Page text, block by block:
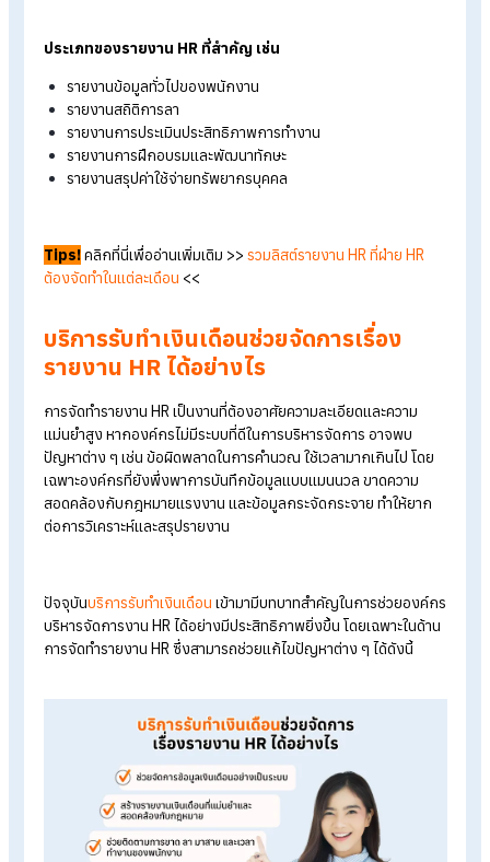
รายงาน HR คืออะไร
รายงาน HR(Human Resources Report)
จัดทำขึ้นเพื่อรวบรวม วิเคราะห์ และนำเสนอข้อมูลเกี่ยวกับทรัพยา
บุคคลภายในองค์กร ซึ่งมีบทบาทสำคัญในการช่วยให้ฝ่ายบริหารแ
HRที่ถูกต้องและทันสมัยเป็นสิ่งสำคัญในการบริหารทรัพยากรบุค
ให้มีประสิทธิภาพ และช่วยให้องค์กรเติบโตได้อย่างยั่งยืน
ประเภทของรายงาน HR ที่สำคัญ เช่น
รายงานข้อมูลทั่วไปของพนักงาน
รายงานสถิติการลา
รายงานการประเมินประสิทธิภาพการทำงาน
รายงานการฝึกอบรมและพัฒนาทักษะ
รายงานสรุปค่าใช้จ่ายทรัพยากรบุคคล
Tips! คลิกที่นี่เพื่ออ่านเพิ่มเติม >>
รวมลิสต์รายงาน HR ที่ฝ่าย HR
ต้องจัดทำในแต่ละเดือน<<
รายงาน HR ได้อย่างไร
การจัดทำรายงาน HR เป็นงานที่ต้องอาศัยความละเอียดและความ
แม่นยำสูง หากองค์กรไม่มีระบบที่ดีในการบริหารจัดการ อาจพบ
ปัญหาต่าง ๆ เช่น ข้อผิดพลาดในการคำนวณ ใช้เวลามากเกินไป โ
เฉพาะองค์กรที่ยังพึ่งพาการบันทึกข้อมูลแบบแมนนวล ขาดความ